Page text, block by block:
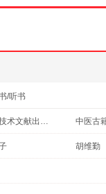
/听书
科学技术文献出版社
中医古
合出版公司
电子工
胡维勤